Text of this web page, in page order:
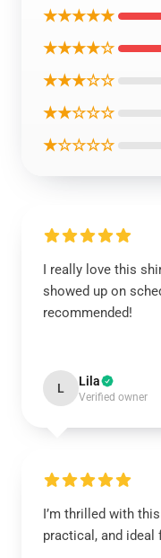
★★★★★
★★★★☆
★★★☆☆
★★☆☆☆
★☆☆☆☆
I really love this
showed up on
recommended!
L Lila
Verified owner
I’m thrilled with
practical, and ideal